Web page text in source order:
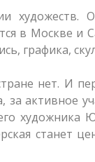
художеств.
в Москве и
графика,
нет. И
за активное
художника
станет